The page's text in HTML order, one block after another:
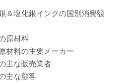
＆塩化銀インクの国別消費額
原材料
材料の主要メーカー
主な販売業者
主な顧客